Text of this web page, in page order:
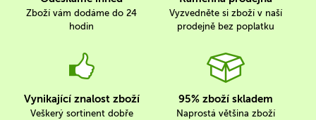
Zboží vám dodáme do 24
hodin
Vyzvedněte si zboží v naší
prodejně bez poplatku
Vynikající znalost zboží
Veškerý sortinent dobře
95% zboží skladem
Naprostá většina zboží